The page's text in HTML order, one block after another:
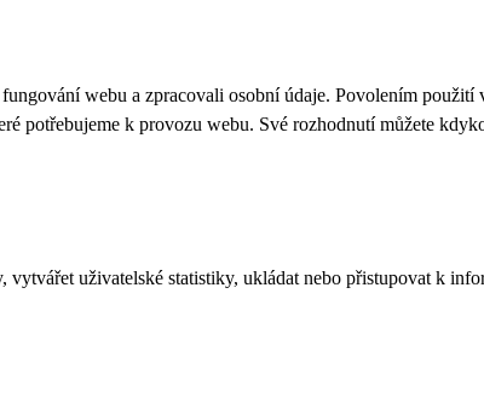
webu a zpracovali osobní údaje. Povolením použití
potřebujeme k provozu webu. Své rozhodnutí můžete
uživatelské statistiky, ukládat nebo přistupovat k